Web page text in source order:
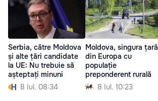
Serbia, către Moldova
și alte țări candidate
la UE: Nu trebuie să
așteptați minuni
8 Iul. 08:34
Moldova, singura țară
din Europa cu
populație
preponderent rurală
8 Iul. 10:23